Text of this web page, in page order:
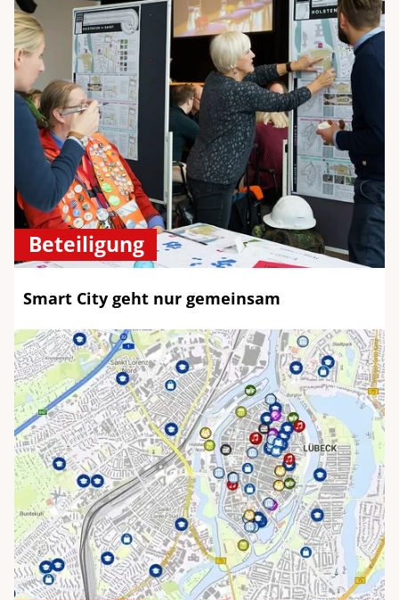
Beteiligung
Smart City geht nur gemeinsam